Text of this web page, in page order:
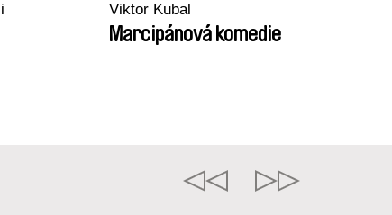
Viktor Kubal
Marcipánová komedie